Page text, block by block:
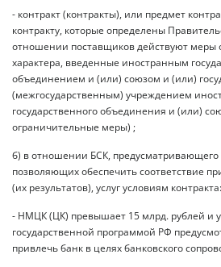
- контракт (контракты), или предмет
контракту, которые определены
отношении поставщиков действуют меры
характера, введенные иностранным
объединением и (или) союзом и (или)
(межгосударственным) учреждением
государственного объединения и (или)
ограничительные меры) ;
б) в отношении БСК, предусматривающего
позволяющих обеспечить соответствие
(их результатов), услуг условиям контракта:
- НМЦК (ЦК) превышает 15 млрд. рублей и
государственной программой РФ
привлечь банк в целях банковского